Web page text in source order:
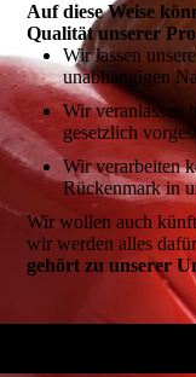
Auf diese Weise
Qualität unserer
Wir lassen
unabhängigen
Wir veranlassen
gesetzlich
Wir verarbeiten
Rückenmark in
Wir wollen auch
wir werden alles
gehört zu unserer